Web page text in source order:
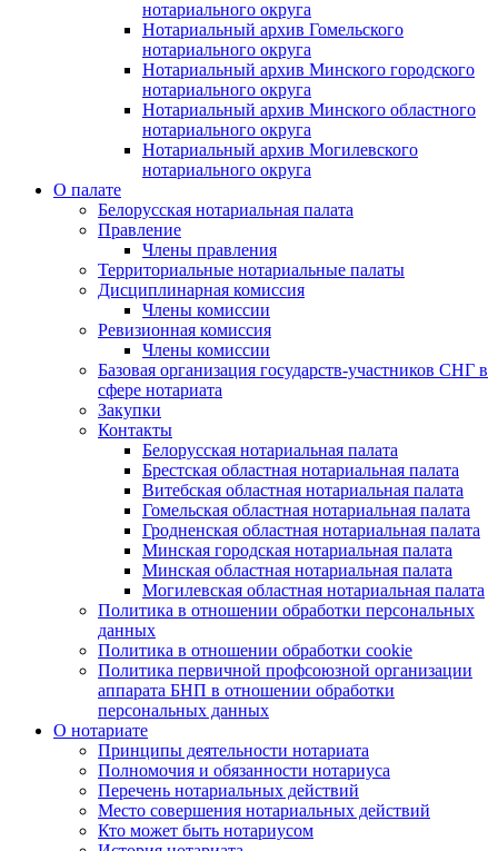
нотариального округа
Нотариальный архив Гомельского
нотариального округа
Нотариальный архив Минского городского
нотариального округа
Нотариальный архив Минского областного
нотариального округа
Нотариальный архив Могилевского
нотариального округа
О палате
Белорусская нотариальная палата
Правление
Члены правления
Территориальные нотариальные палаты
Дисциплинарная комиссия
Члены комиссии
Ревизионная комиссия
Члены комиссии
Базовая организация государств-участников СНГ в
сфере нотариата
Закупки
Контакты
Белорусская нотариальная палата
Брестская областная нотариальная палата
Витебская областная нотариальная палата
Гомельская областная нотариальная палата
Гродненская областная нотариальная палата
Минская городская нотариальная палата
Минская областная нотариальная палата
Могилевская областная нотариальная палата
Политика в отношении обработки персональных
данных
Политика в отношении обработки cookie
Политика первичной профсоюзной организации
аппарата БНП в отношении обработки
персональных данных
О нотариате
Принципы деятельности нотариата
Полномочия и обязанности нотариуса
Перечень нотариальных действий
Место совершения нотариальных действий
Кто может быть нотариусом